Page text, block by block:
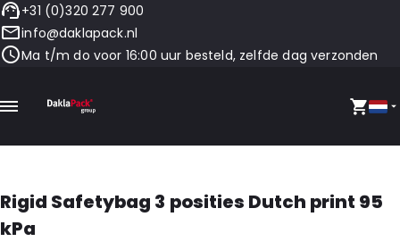
+31 (0)320 277 900
info@daklapack.nl
Ma t/m do voor 16:00 uur besteld, zelfde dag verzonden
Rigid Safetybag 3 posities Dutch print 95
kPa